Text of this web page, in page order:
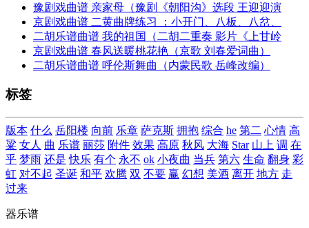
豫剧戏曲谱 亲家母（豫剧《朝阳沟》选段 王迎迎演
京剧戏曲谱 二黄曲牌练习 ：小开门、八板、八岔、
二胡乐谱曲谱 我的祖国（二胡二重奏 影片《上甘岭
京剧戏曲谱 春风送暖桃花艳（京歌 刘春爱词曲）
二胡乐谱曲谱 呼伦斯舞曲（内蒙民歌 岳峰改编）
标签
版本 什么 岳阳楼 向前 乐章 萨克斯 拥抱 综合 he 第二 心情 高
粱 女人 曲 乐谱 丽莎 附件 效果 高原 秋风 大海 Star 山上 调 在
乎 梦雨 还是 快乐 有个 永不 ok 小夜曲 当兵 第六 生命 翻身 彩
虹 对不起 圣诞 和平 欢腾 双 不要 赢 幻想 美酒 离开 地方 走
过来
器乐谱